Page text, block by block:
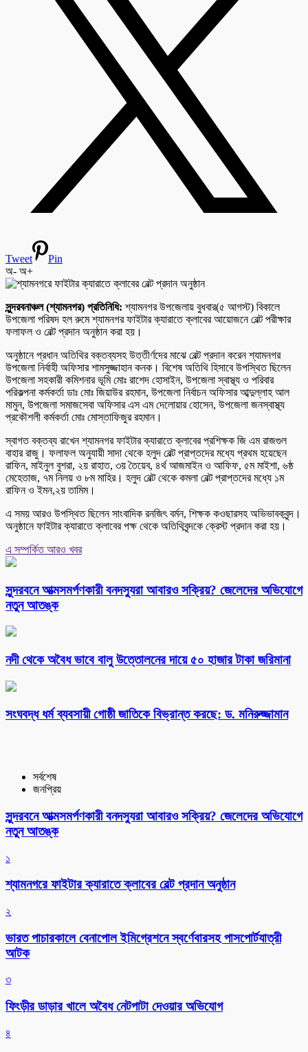
Tweet
Pin
অ- অ+
সুন্দরবনাঞ্চল (শ্যামনগর) প্রতিনিধি: শ্যামনগর উপজেলায় বুধবার(৫ আগস্ট) বিকালে
উপজেলা পরিষদ হল রুমে শ্যামনগর ফাইটার ক্যারাতে ক্লাবের আয়োজনে বেল্ট পরীক্ষার
ফলাফল ও বেল্ট প্রদান অনুষ্ঠান করা হয়।
অনুষ্ঠানে প্রধান অতিথির বক্তব্যসহ উত্তীর্ণদের মাঝে বেল্ট প্রদান করেন শ্যামনগর
উপজেলা নির্বাহী অফিসার শামসুজ্জাহান কনক। বিশেষ অতিথি হিসাবে উপস্থিত ছিলেন
উপজেলা সহকারী কমিশনার ভূমি মোঃ রাশেদ হোসাইন, উপজেলা স্বাস্থ্য ও পরিবার
পরিকল্পনা কর্মকর্তা ডাঃ মোঃ জিয়াউর রহমান, উপজেলা নির্বাচন অফিসার আব্দুল্লাহ আল
মামুন, উপজেলা সমাজসেবা অফিসার এস এম দেলোয়ার হোসেন, উপজেলা জনস্বাস্থ্য
প্রকৌশলী কর্মকর্তা মোঃ মোস্তাফিজুর রহমান।
স্বাগত বক্তব্য রাখেন শ্যামনগর ফাইটার ক্যারাতে ক্লাবের প্রশিক্ষক জি এম রাজগুল
বাহার রাজু। ফলাফল অনুযায়ী সাদা থেকে হলুদ বেল্ট প্রাপ্তদের মধ্যে প্রথম হয়েছেন
রাফিন, মাইনুল বুশরা, ২য় রাহাত, ৩য় তৈয়েব, ৪র্থ আজমাইন ও আফিফ, ৫ম মাইশা, ৬ষ্ঠ
মেহেতাজ, ৭ম নিলয় ও ৮ম মাহির। হলুদ বেল্ট থেকে কমলা বেল্ট প্রাপ্তদের মধ্যে ১ম
রাফিন ও ইমন,২য় তামিম।
এ সময় আরও উপস্থিত ছিলেন সাংবাদিক রনজিৎ বর্মন, শিক্ষক কওছারসহ অভিভাবকবৃন্দ।
অনুষ্ঠানে ফাইটার ক্যারাতে ক্লাবের পক্ষ থেকে অতিথিবৃন্দকে ক্রেস্ট প্রদান করা হয়।
এ সম্পর্কিত আরও খবর
সুন্দরবনে আত্মসমর্পণকারী বনদস্যুরা আবারও সক্রিয়? জেলেদের অভিযোগে
নতুন আতঙ্ক
নদী থেকে অবৈধ ভাবে বালু উত্তোলনের দায়ে ৫০ হাজার টাকা জরিমানা
সংঘবদ্ধ ধর্ম ব্যবসায়ী গোষ্ঠী জাতিকে বিভ্রান্ত করছে: ড. মনিরুজ্জামান
সর্বশেষ
জনপ্রিয়
সুন্দরবনে আত্মসমর্পণকারী বনদস্যুরা আবারও সক্রিয়? জেলেদের অভিযোগে
নতুন আতঙ্ক
১
শ্যামনগরে ফাইটার ক্যারাতে ক্লাবের বেল্ট প্রদান অনুষ্ঠান
২
ভারত পাচারকালে বেনাপোল ইমিগ্রেশনে স্বর্ণেবারসহ পাসপোর্টযাত্রী
আটক
৩
ফিংড়ীর ডাড়ার খালে অবৈধ নেটপাটা দেওয়ার অভিযোগ
৪